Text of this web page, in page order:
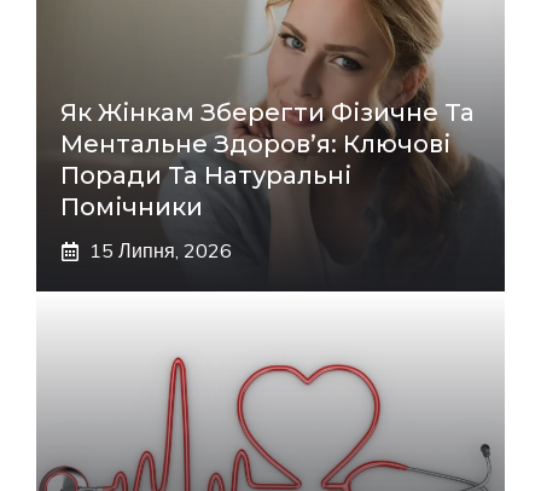
Як Жінкам Зберегти Фізичне Та
Ментальне Здоров’я: Ключові
Поради Та Натуральні
Помічники
15 Липня, 2026